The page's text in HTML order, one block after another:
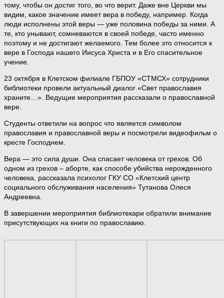
тому, чтобы он достиг того, во что верит. Даже вне Церкви мы
видим, какое значение имеет вера в победу, например. Когда
люди исполнены этой веры — уже половина победы за ними. А
те, кто унывают, сомневаются в своей победе, часто именно
поэтому и не достигают желаемого. Тем более это относится к
вере в Господа нашего Иисуса Христа и в Его спасительное
учение.
23 октября в Клетском филиале ГБПОУ «СТМСХ» сотрудники
библиотеки провели актуальный диалог «Свет православия
храните…». Ведущие мероприятия рассказали о православной
вере.
Студенты ответили на вопрос что является символом
православия и православной веры и посмотрели видеофильм о
кресте Господнем.
Вера — это сила души. Она спасает человека от грехов. Об
одном из грехов – аборте, как способе убийства нерожденного
человека, рассказала психолог ГКУ СО «Клетский центр
социального обслуживания населения» Тутанова Олеся
Андреевна.
В завершении мероприятия библиотекари обратили внимание
присутствующих на книги по православию.